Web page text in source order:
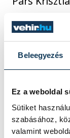
Beleegyezés
Ez a weboldal
Sütiket
szabásához,
valamint
férfi
m
2.